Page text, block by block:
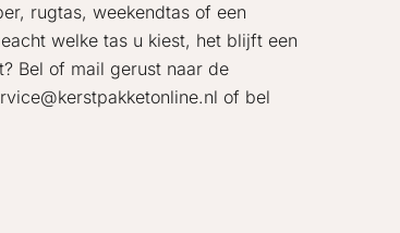
rugtas, weekendtas of een
welke tas u kiest, het blijft een
Bel of mail gerust naar de
of bel